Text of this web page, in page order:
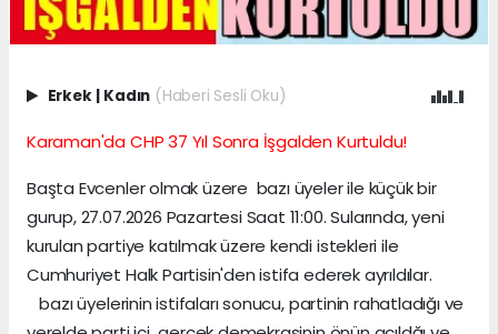
Erkek Kadın (Haberi Sesli Oku)
Karaman'da CHP 37 Yıl Sonra İşgalden Kurtuldu!
Başta Evcenler olmak üzere bazı üyeler ile küçük bir
gurup, 27.07.2026 Pazartesi Saat 11:00. Sularında, yeni
kurulan partiye katılmak üzere kendi istekleri ile
Cumhuriyet Halk Partisin'den istifa ederek ayrıldılar.
bazı üyelerinin istifaları sonucu, partinin rahatladığı ve